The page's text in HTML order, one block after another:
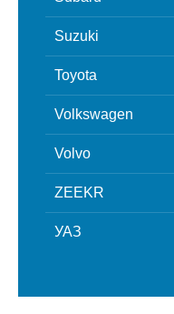
Suzuki
Toyota
Volkswagen
Volvo
ZEEKR
УАЗ